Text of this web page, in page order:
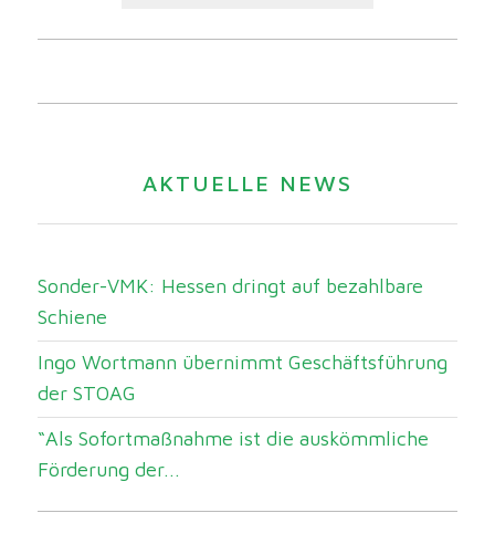
AKTUELLE NEWS
Sonder-VMK: Hessen dringt auf bezahlbare
Schiene
Ingo Wortmann übernimmt Geschäftsführung
der STOAG
“Als Sofortmaßnahme ist die auskömmliche
Förderung der...